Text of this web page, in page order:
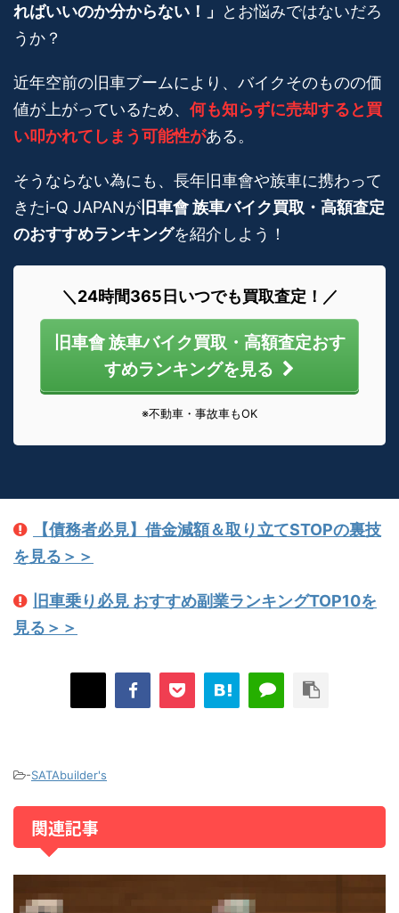
ればいいのか分からない！」
とお悩みではないだろ
うか？
近年空前の旧車ブームにより、バイクそのものの価
値が上がっているため、 何も知らずに売却すると買
い叩かれてしまう可能性がある。
そうならない為にも、長年旧車會や族車に携わって
きたi-Q JAPANが 旧車會 族車バイク買取・高額査定
のおすすめランキングを紹介しよう！
＼24時間365日いつでも買取査定！／
旧車會 族車バイク買取・高額査定おす
すめランキングを見る
※不動車・事故車もOK
【債務者必見】借金減額＆取り立てSTOPの裏技
を見る＞＞
旧車乗り必見 おすすめ副業ランキングTOP10を
見る＞＞
-SATAbuilder's
関連記事